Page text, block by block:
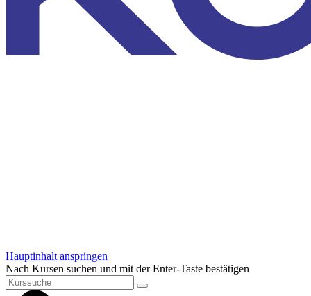
Hauptinhalt anspringen
Nach Kursen suchen und mit der Enter-Taste bestätigen